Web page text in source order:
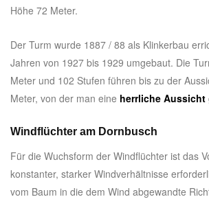
Höhe 72 Meter.
Der Turm wurde 1887 / 88 als Klinkerbau
Jahren von 1927 bis 1929 umgebaut. Die
Meter und 102 Stufen führen bis zu der
Meter, von der man eine herrliche Aussicht
Windflüchter am Dornbusch
Für die Wuchsform der Windflüchter ist das
konstanter, starker Windverhältnisse
vom Baum in die dem Wind abgewandte